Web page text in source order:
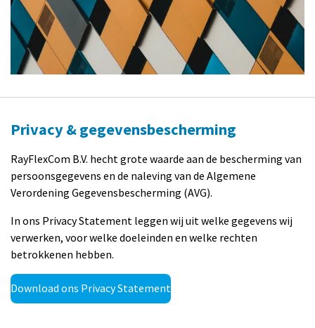
Privacy & gegevensbescherming
RayFlexCom B.V. hecht grote waarde aan de bescherming van
persoonsgegevens en de naleving van de Algemene
Verordening Gegevensbescherming (AVG).
In ons Privacy Statement leggen wij uit welke gegevens wij
verwerken, voor welke doeleinden en welke rechten
betrokkenen hebben.
Download ons Privacy Statement